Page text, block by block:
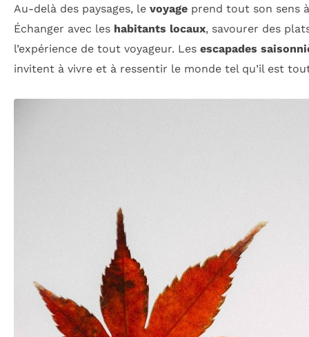
Au-delà des paysages, le voyage prend tout son sens
Échanger avec les habitants locaux, savourer des
l’expérience de tout voyageur. Les escapades
invitent à vivre et à ressentir le monde tel qu’il est